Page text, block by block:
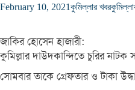
February 10, 2021কুমিল্লার খবর
জাকির হোসেন হাজারী:
কুমিল্লার দাউদকান্দিতে চুরির
সোমবার তাকে গ্রেফতার ও টাকা